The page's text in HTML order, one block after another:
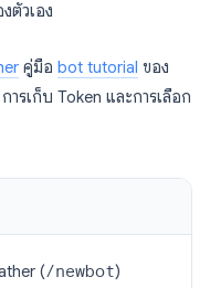
ตัวเอง
คู่มือ bot tutorial ของ
ารเก็บ Token และการเลือก
(/newbot)